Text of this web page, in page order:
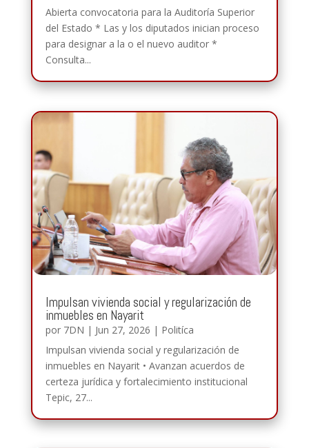
Abierta convocatoria para la Auditoría Superior
del Estado * Las y los diputados inician proceso
para designar a la o el nuevo auditor *
Consulta...
Impulsan vivienda social y regularización de
inmuebles en Nayarit
por 7DN | Jun 27, 2026 | Politíca
Impulsan vivienda social y regularización de
inmuebles en Nayarit • Avanzan acuerdos de
certeza jurídica y fortalecimiento institucional
Tepic, 27...